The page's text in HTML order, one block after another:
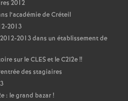
2012
l’académie de Créteil
2013
2013 dans un établissement de
sur leCLESet le C2I2e!!
des stagiaires
: le grand bazar!